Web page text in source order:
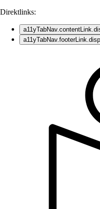
Direktlinks: